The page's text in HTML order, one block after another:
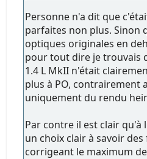
Personne n'a dit que
parfaites non plus. Sinon
optiques originales en
pour tout dire je trouvais
1.4 L MkII n'était
plus à PO, contrairement
uniquement du rendu
Par contre il est clair qu'à
un choix clair à savoir
corrigeant le maximum